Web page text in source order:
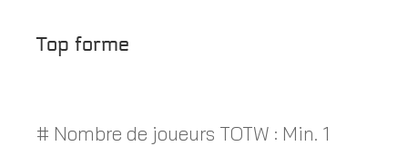
Top forme
# Nombre de joueurs TOTW : Min. 1